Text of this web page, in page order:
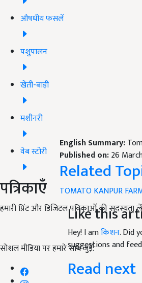
औषधीय फसलें
पशुपालन
खेती-बाड़ी
मशीनरी
वेब स्टोरी
पत्रिकाएँ
हमारी प्रिंट और डिजिटल पत्रिकाओं की सदस्यता लें
सोशल मीडिया पर हमारे साथ जुड़ें:
English Summary:
Published on:26
Related
TOMATOKANPUR
Like this
Hey! I amकिशन. Did
suggestions and
Read next